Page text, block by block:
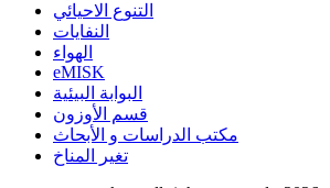
التنوع الاحيائي
النفايات
الهواء
eMISK
البوابة البيئية
قسم الأوزون
مكتب الدراسات و الأبحاث
تغير المناخ